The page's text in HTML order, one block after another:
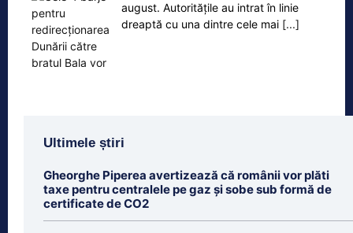
august. Autoritățile au intrat în linie
dreaptă cu una dintre cele mai [...]
Ultimele știri
Gheorghe Piperea avertizează că românii vor plăti
taxe pentru centralele pe gaz și sobe sub formă de
certificate de CO2